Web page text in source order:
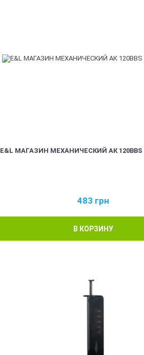
E&L МАГАЗИН МЕХАНИЧЕСКИЙ АК 120BBS
483 грн
В КОРЗИНУ